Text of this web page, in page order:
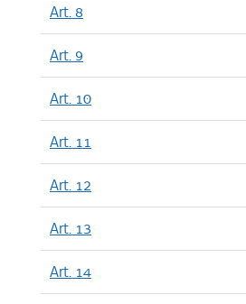
Art. 8
Art. 9
Art. 10
Art. 11
Art. 12
Art. 13
Art. 14